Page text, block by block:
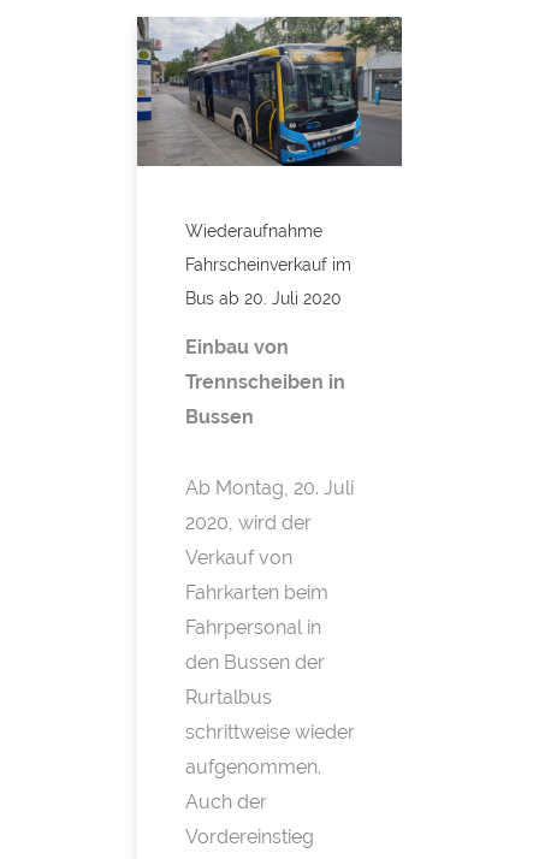
Wiederaufnahme
Fahrscheinverkauf im
Bus ab 20. Juli 2020
Einbau von
Trennscheiben in
Bussen
Ab Montag, 20. Juli
2020, wird der
Verkauf von
Fahrkarten beim
Fahrpersonal in
den Bussen der
Rurtalbus
schrittweise wieder
aufgenommen.
Auch der
Vordereinstieg